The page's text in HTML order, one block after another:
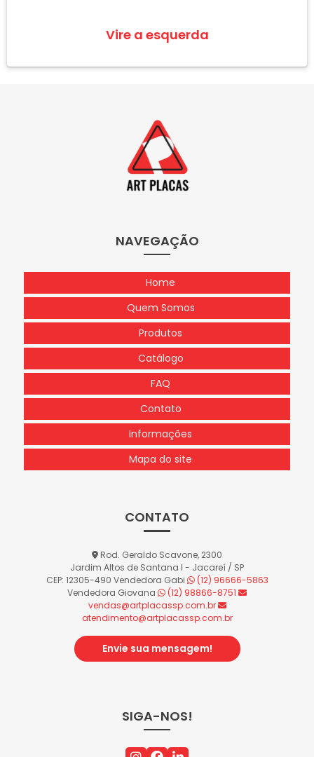
Vire a esquerda
NAVEGAÇÃO
Home
Quem Somos
Produtos
Catálogo
FAQ
Contato
Informações
Mapa do site
CONTATO
Rod. Geraldo Scavone, 2300
Jardim Altos de Santana I - Jacareí / SP
CEP: 12305-490 Vendedora Gabi
(12) 96666-5863
Vendedora Giovana
(12) 98866-8751
vendas@artplacassp.com.br
atendimento@artplacassp.com.br
Envie sua mensagem!
SIGA-NOS!